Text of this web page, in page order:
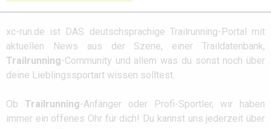
xc-run.de ist DAS deutschsprachige Trailrunning-Portal mit
aktuellen News aus der Szene, einer Traildatenbank,
Trailrunning-Community und allem was du sonst noch über
deine Lieblingssportart wissen solltest.
Ob Trailrunning-Anfänger oder Profi-Sportler, wir haben
immer ein offenes Ohr für dich! Du kannst uns jederzeit über